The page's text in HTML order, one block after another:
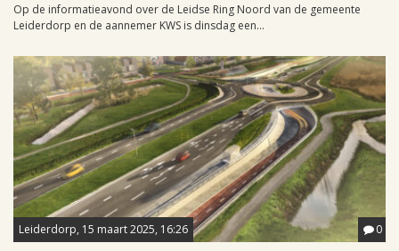
Op de informatieavond over de Leidse Ring Noord van de gemeente
Leiderdorp en de aannemer KWS is dinsdag een...
Leiderdorp, 15 maart 2025, 16:26 0